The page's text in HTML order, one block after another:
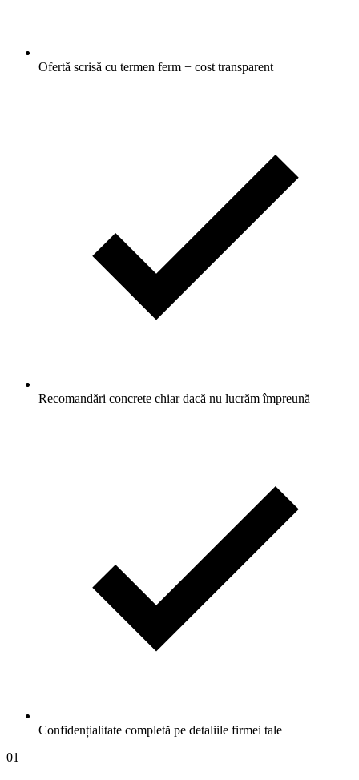
Ofertă scrisă cu termen ferm + cost transparent
Recomandări concrete chiar dacă nu lucrăm împreună
Confidențialitate completă pe detaliile firmei tale
01